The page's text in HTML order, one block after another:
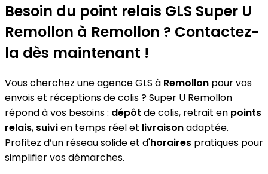
−
Besoin du point relais GLS Super U
Remollon à Remollon ? Contactez-
la dès maintenant !
Vous cherchez une agence GLS à Remollon pour vos
envois et réceptions de colis ? Super U Remollon
répond à vos besoins : dépôt de colis, retrait en points
relais, suivien temps réel et livraisonadaptée.
Profitez d’un réseau solide et d'horaires pratiques pour
simplifier vos démarches.